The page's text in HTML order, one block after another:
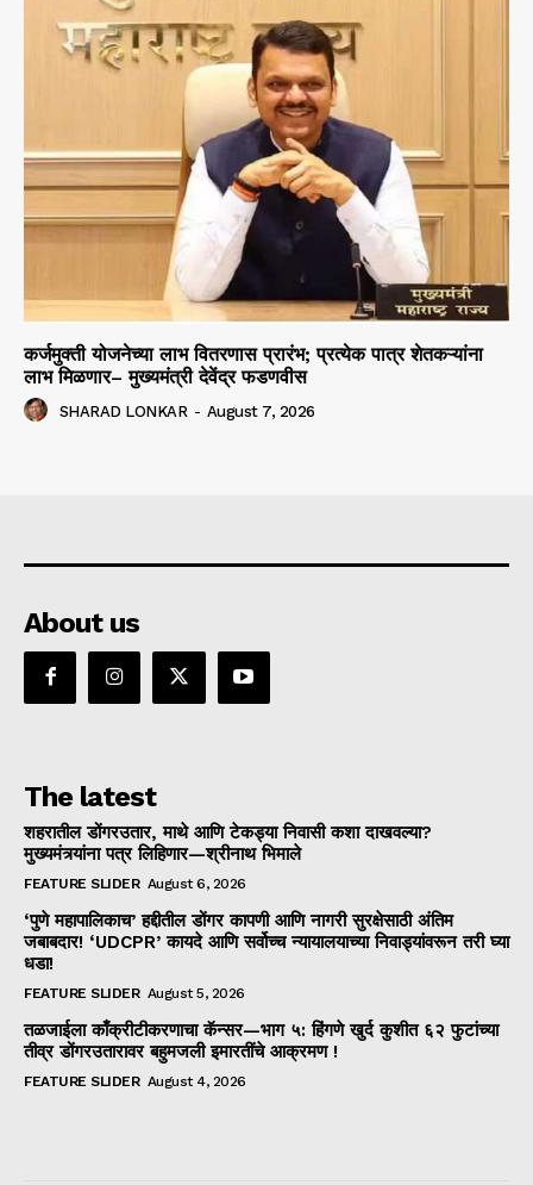
कर्जमुक्ती योजनेच्या लाभ वितरणास प्रारंभ; प्रत्येक पात्र शेतकऱ्यांना
लाभ मिळणार– मुख्यमंत्री देवेंद्र फडणवीस
SHARAD LONKAR - August 7, 2026
About us
The latest
शहरातील डोंगरउतार, माथे आणि टेकड्या निवासी कशा दाखवल्या?
मुख्यमंत्र्यांना पत्र लिहिणार—श्रीनाथ भिमाले
FEATURE SLIDER August 6, 2026
‘पुणे महापालिकाच’ हद्दीतील डोंगर कापणी आणि नागरी सुरक्षेसाठी अंतिम
जबाबदार! ‘UDCPR’ कायदे आणि सर्वोच्च न्यायालयाच्या निवाड्यांवरून तरी घ्या
धडा!
FEATURE SLIDER August 5, 2026
तळजाईला काँक्रीटीकरणाचा कॅन्सर—भाग ५: हिंगणे खुर्द कुशीत ६२ फुटांच्या
तीव्र डोंगरउतारावर बहुमजली इमारतींचे आक्रमण !
FEATURE SLIDER August 4, 2026